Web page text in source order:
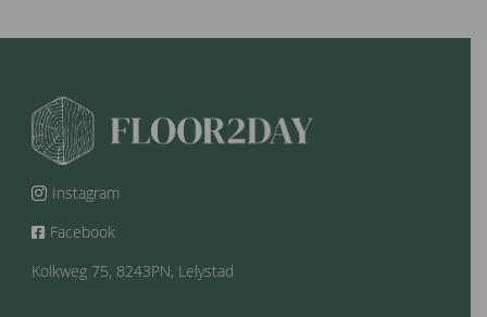
 Instagram

Facebook
Kolkweg 75, 8243PN, Lelystad